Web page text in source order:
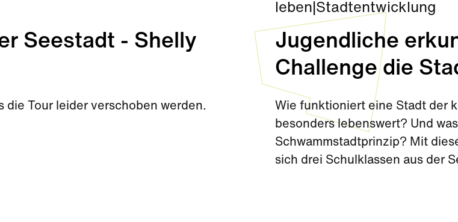
Seestadt - Shelly
Tour leider verschoben werden.
leben Stadtentwicklung
Jugendliche
Challenge die
Wie funktioniert eine Stadt der
besonders lebenswert? Und
Schwammstadtprinzip? Mit
sich drei Schulklassen aus der